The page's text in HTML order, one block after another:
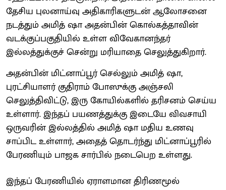
தேசிய புலனாய்வு அதிகாரிகளுடன் ஆலோசனை
நடத்தும் அமித் ஷா அதன்பின் கொல்கத்தாவின்
வடக்குப்பகுதியில் உள்ள விவேகானந்தர்
இல்லத்துக்குச் சென்று மரியாதை செலுத்துகிறார்.
அதன்பின் மிட்னாப்பூர் செல்லும் அமித் ஷா,
புரட்சியாளர் குதிராம் போஸுக்கு அஞ்சலி
செலுத்திவிட்டு, இரு கோயில்களில் தரிசனம் செய்ய
உள்ளார். இந்தப் பயணத்துக்கு இடையே விவசாயி
ஒருவரின் இல்லத்தில் அமித் ஷா மதிய உணவு
சாப்பிட உள்ளார், அதைத் தொடர்ந்து மிட்னாப்பூரில்
பேரணியும் பாஜக சார்பில் நடைபெற உள்ளது.
இந்தப் பேரணியில் ஏராளமான திரிணமூல்